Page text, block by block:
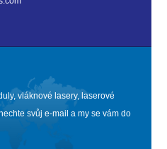
vláknové lasery, laserové
svůj e-mail a my se vám do